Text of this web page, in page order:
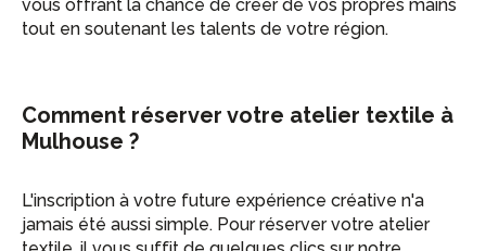
vous offrant la chance de créer de vos propres mains
tout en soutenant les talents de votre région.
Comment réserver votre atelier textile à
Mulhouse ?
L'inscription à votre future expérience créative n'a
jamais été aussi simple. Pour réserver votre atelier